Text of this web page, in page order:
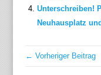
Unterschreiben!
Neuhausplatz
← Vorheriger Beitrag